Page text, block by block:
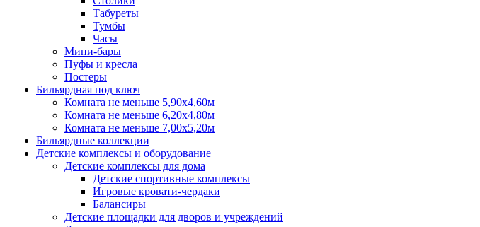
Табуреты
Тумбы
Часы
Мини-бары
Пуфы и кресла
Постеры
Бильярдная под ключ
Комната не меньше 5,90х4,60м
Комната не меньше 6,20х4,80м
Комната не меньше 7,00х5,20м
Бильярдные коллекции
Детские комплексы и оборудование
Детские комплексы для дома
Детские спортивные комплексы
Игровые кровати-чердаки
Балансиры
Детские площадки для дворов и учреждений